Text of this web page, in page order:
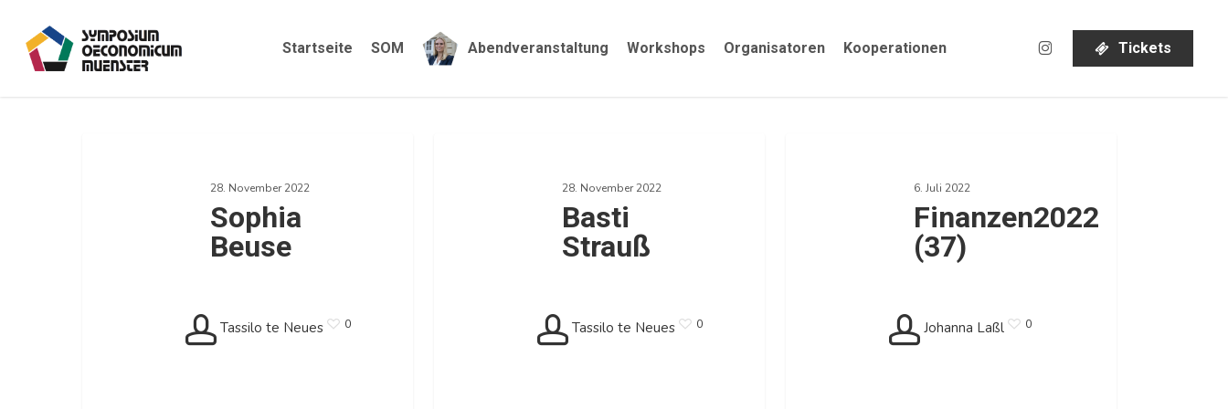
Startseite SOM Abendveranstaltung Workshops Organisatoren Kooperationen instagram Tickets
28. November 2022
Sophia
Beuse
Tassilo te Neues 0
28. November 2022
Basti
Strauß
Tassilo te Neues 0
6. Juli 2022
Finanzen2022
(37)
Johanna Laßl 0